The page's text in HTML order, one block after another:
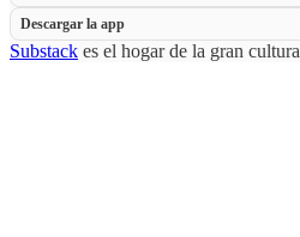
Descargar la app
Substack es el hogar de la gran cultura